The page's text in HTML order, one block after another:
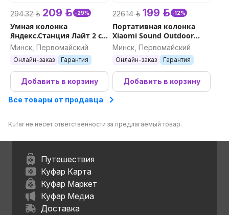
294.32 р. 209 р. -29%
Умная колонка
Яндекс.Станция Лайт 2 с
часами (графитовый)
Минск, Первомайский
Онлайн-заказ Гарантия
Добавить в корзину
226.14 р. 199 р. -12%
Портативная колонка
Xiaomi Sound Outdoor
(зеленый)
Минск, Первомайский
Онлайн-заказ Гарантия
Добавить в корзину
Все товары от продавца
Kufar не несет ответственности за предлагаемый товар.
Путешествия
Куфар Карта
Куфар Маркет
Куфар Медиа
Доставка